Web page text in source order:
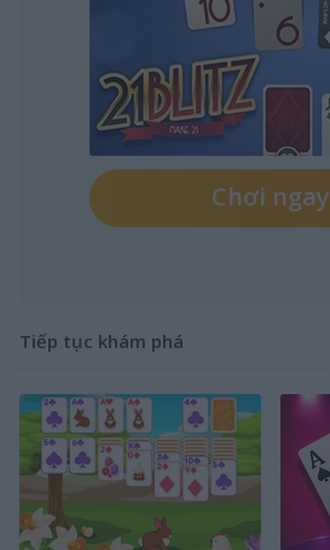
Chơi ngay
Tiếp tục khám phá